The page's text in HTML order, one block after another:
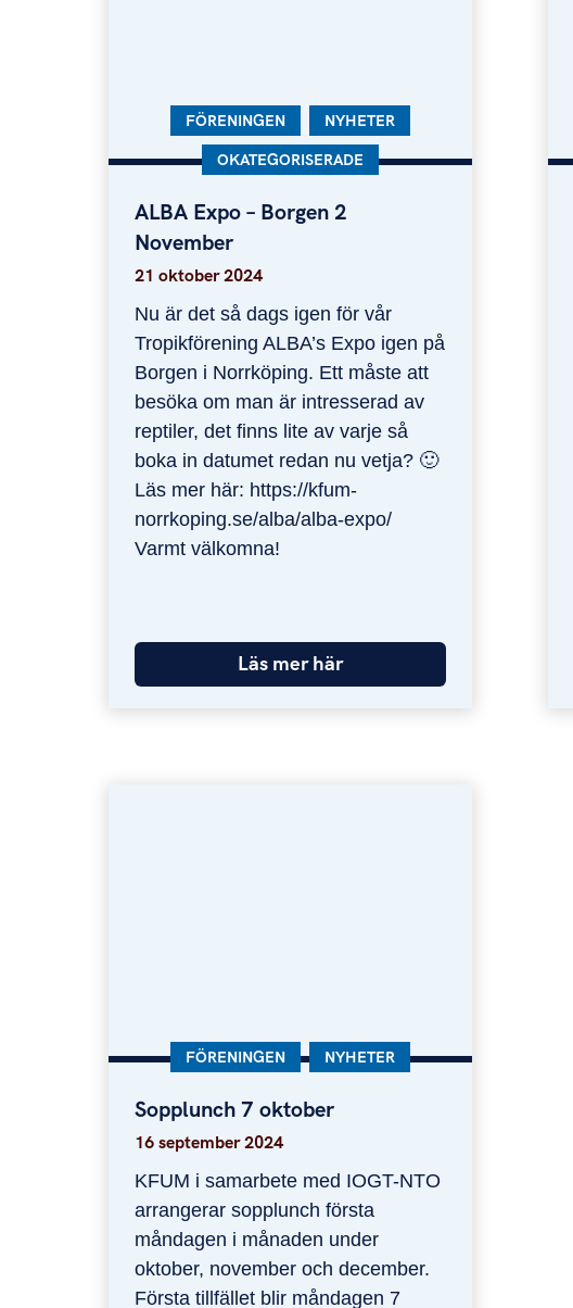
ALBA Expo – Borgen 2
November
ALBA Expo – Borgen 2 November
KATEGORI:
FÖRENINGEN KATEGORI:
NYHETER
KATEGORI:
OKATEGORISERADE
21 oktober 2024
Nu är det så dags igen för vår
Tropikförening ALBA’s Expo igen på
Borgen i Norrköping. Ett måste att
besöka om man är intresserad av
reptiler, det finns lite av varje så
boka in datumet redan nu vetja? 🙂
Läs mer här: https://kfum-
norrkoping.se/alba/alba-expo/
Varmt välkomna!
Läs mer här
Sopplunch 7 oktober
Sopplunch 7 oktober
KATEGORI:
FÖRENINGEN KATEGORI:
NYHETER
16 september 2024
KFUM i samarbete med IOGT-NTO
arrangerar sopplunch första
måndagen i månaden under
oktober, november och december.
Första tillfället blir måndagen 7